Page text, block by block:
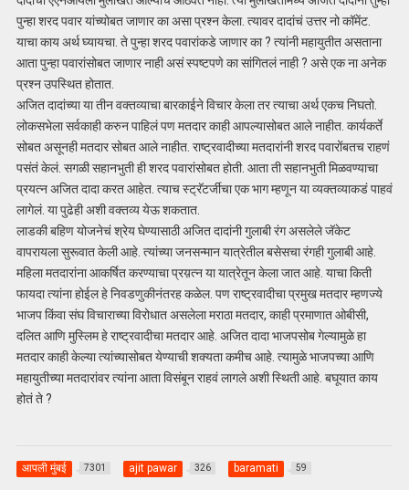
पुन्हा शरद पवार यांच्योबत जाणार का असा प्रश्न केला. त्यावर दादांचं उत्तर नो कॉमेंट.
याचा काय अर्थ घ्यायचा. ते पुन्हा शरद पवारांकडे जाणार का ? त्यांनी महायुतीत असताना
आता पुन्हा पवारांसोबत जाणार नाही असं स्पष्टपणे का सांगितलं नाही ? असे एक ना अनेक
प्रश्न उपस्थित होतात.
अजित दादांच्या या तीन वक्तव्याचा बारकाईने विचार केला तर त्याचा अर्थ एकच निघतो.
लोकसभेला सर्वकाही करुन पाहिलं पण मतदार काही आपल्यासोबत आले नाहीत. कार्यकर्ते
सोबत असूनही मतदार सोबत आले नाहीत. राष्ट्रवादीच्या मतदारांनी शरद पवारोंबतच राहणं
पसंतं केलं. सगळी सहानभुती ही शरद पवारांसोबत होती. आता ती सहानभुती मिळवण्याचा
प्रयत्न अजित दादा करत आहेत. त्याच स्ट्रॅटर्जीचा एक भाग म्हणून या व्यक्तव्याकडं पाहवं
लागेलं. या पुढेही अशी वक्तव्य येऊ शकतात.
लाडकी बहिण योजनेचं श्रेय घेण्यासाठी अजित दादांनी गुलाबी रंग असलेले जॅकेट
वापरायला सुरूवात केली आहे. त्यांच्या जनसन्मान यात्रेतील बसेसचा रंगही गुलाबी आहे.
महिला मतदारांना आकर्षित करण्याचा प्रय़त्न या यात्रेतून केला जात आहे. याचा किती
फायदा त्यांना होईल हे निवडणुकीनंतरह कळेल. पण राष्ट्रवादीचा प्रमुख मतदार म्हणज्ये
भाजप किंवा संघ विचाराच्या विरोधात असलेला मराठा मतदार, काही प्रमाणात ओबीसी,
दलित आणि मुस्लिम हे राष्ट्रवादीचा मतदार आहे. अजित दादा भाजपसोब गेल्यामुळे हा
मतदार काही केल्या त्यांच्यासोबत येण्याची शक्यता कमीच आहे. त्यामुळे भाजपच्या आणि
महायुतीच्या मतदारांवर त्यांना आता विसंबून राहवं लागले अशी स्थिती आहे. बघूयात काय
होतं ते ?
आपली मुंबई 7301 ajit pawar 326 baramati 59